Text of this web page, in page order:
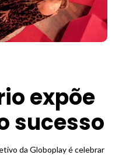
expõe
sucesso
da Globoplay é celebrar